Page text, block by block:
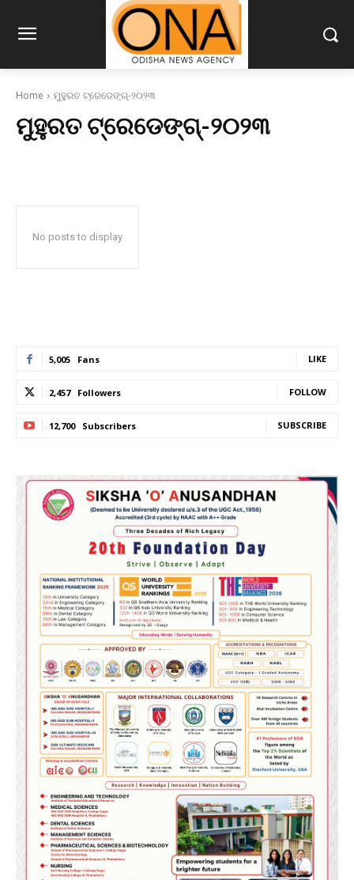
Home ମୁହୁରତ ଟ୍ରେଡେଙ୍ଗ୍‌-୨୦୨୩
ମୁହୁରତ ଟ୍ରେଡେଙ୍ଗ୍‌-୨୦୨୩
No posts to display
5,005 Fans LIKE
2,457 Followers FOLLOW
12,700 Subscribers SUBSCRIBE